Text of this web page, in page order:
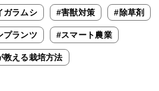
ガラムシ #害獣対策 #除草剤
プランツ #スマート農業
教える栽培方法